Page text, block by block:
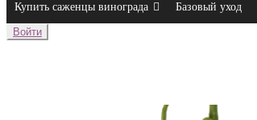
Купить саженцы винограда Базовый уход
Войти